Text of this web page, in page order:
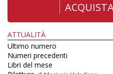
ATTUALITÀ
Ultimo numero
Numeri precedenti
Libri del mese